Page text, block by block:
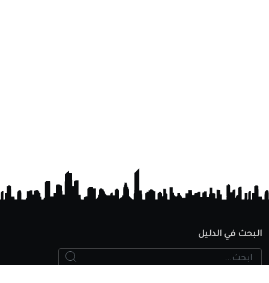
البحث في الدليل
ابحث...